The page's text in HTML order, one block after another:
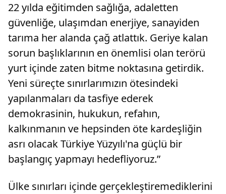
22 yılda eğitimden sağlığa, adaletten
güvenliğe, ulaşımdan enerjiye, sanayiden
tarıma her alanda çağ atlattık. Geriye kalan
sorun başlıklarının en önemlisi olan terörü
yurt içinde zaten bitme noktasına getirdik.
Yeni süreçte sınırlarımızın ötesindeki
yapılanmaları da tasfiye ederek
demokrasinin, hukukun, refahın,
kalkınmanın ve hepsinden öte kardeşliğin
asrı olacak Türkiye Yüzyılı'na güçlü bir
başlangıç yapmayı hedefliyoruz.”
Ülke sınırları içinde gerçekleştiremediklerini